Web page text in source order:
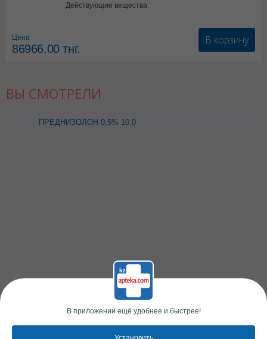
Действующие вещества:
Цена
86966.00тнг.
В корзину
ВЫ СМОТРЕЛИ
ПРЕДНИЗОЛОН 0,5% 10,0
В приложении ещё удобнее и быстрее!